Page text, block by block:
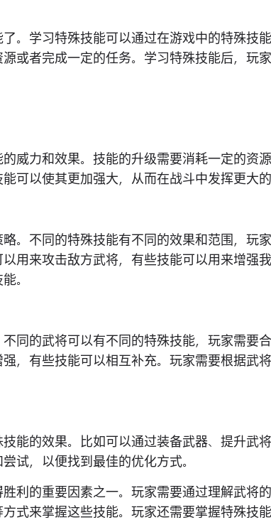
。学习特殊技能可以通过在游戏中的特殊技
或者完成一定的任务。学习特殊技能后，玩
威力和效果。技能的升级需要消耗一定的资
可以使其更加强大，从而在战斗中发挥更大的
。不同的特殊技能有不同的效果和范围，玩
用来攻击敌方武将，有些技能可以用来增强
。
同的武将可以有不同的特殊技能，玩家需要
，有些技能可以相互补充。玩家需要根据武
能的效果。比如可以通过装备武器、提升武
试，以便找到最佳的优化方式。
利的重要因素之一。玩家需要通过理解武将的
式来掌握这些技能。玩家还需要掌握特殊技